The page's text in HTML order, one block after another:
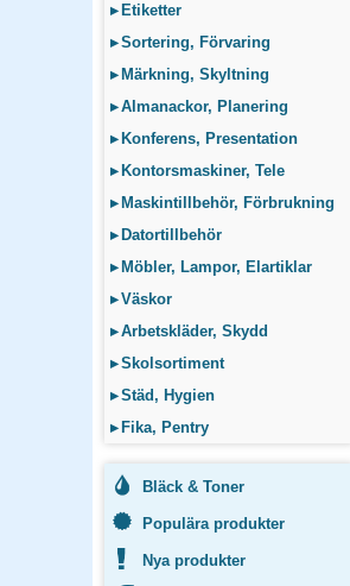
▸ Etiketter
▸Sortering, Förvaring
▸ Märkning, Skyltning
▸Almanackor, Planering
▸ Konferens, Presentation
▸ Kontorsmaskiner, Tele
▸ Maskintillbehör, Förbrukning
▸ Datortillbehör
▸ Möbler, Lampor, Elartiklar
▸Väskor
▸Arbetskläder, Skydd
▸Skolsortiment
▸Städ, Hygien
▸ Fika, Pentry
Bläck & Toner
Populära produkter
Nya produkter
Kulpenna Pilot Frixion Ball Clicker
0,5 grön